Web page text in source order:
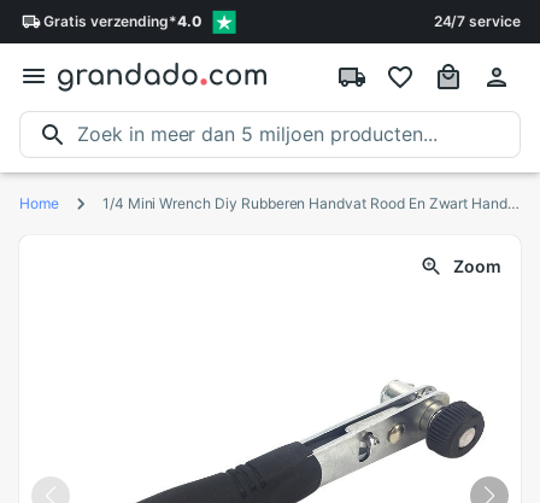
Gratis verzending*4.0 24/7 service
Home 1/4 Mini Wrench Diy Rubberen Handvat Rood En Zwart Handvat Ratelsleutel Air Handvat Hoofd Schroef Mes Staaf 6.35
Zoom